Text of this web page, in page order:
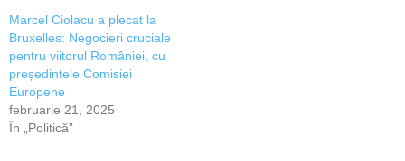
Marcel Ciolacu a plecat la
Bruxelles: Negocieri cruciale
pentru viitorul României, cu
președintele Comisiei
Europene
februarie 21, 2025
În „Politică”